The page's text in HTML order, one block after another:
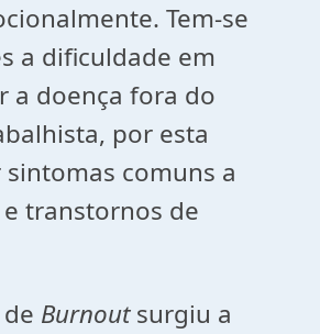
Tem-se
a dificuldade em
a doença fora do
por esta
comuns a
transtornos de
Burnoutsurgiu a